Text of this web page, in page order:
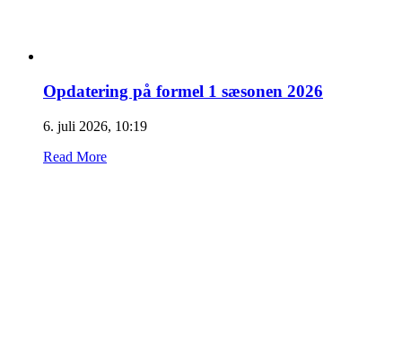
Opdatering på formel 1 sæsonen 2026
6. juli 2026, 10:19
Read More